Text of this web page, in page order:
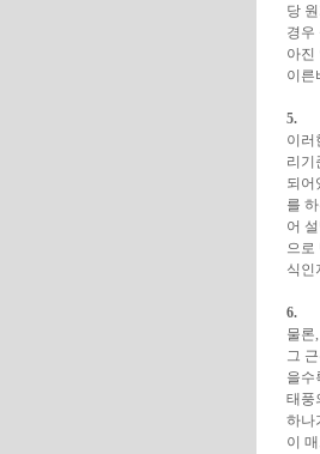
당
경우
아진
이른
5.
이러
리기
되어
를
어
으로
식인
6.
물론
그
을수
태풍
하나
이